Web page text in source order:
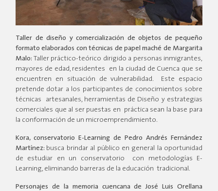
Taller de diseño y comercialización de objetos de pequeño
formato elaborados con técnicas de papel maché de Margarita
Malo: Taller práctico-teórico dirigido a personas inmigrantes,
mayores de edad, residentes en la ciudad de Cuenca que se
encuentren en situación de vulnerabilidad. Este espacio
pretende dotar a los participantes de conocimientos sobre
técnicas artesanales, herramientas de Diseño y estrategias
comerciales que al ser puestas en práctica sean la base para
la conformación de un microemprendimiento.
Kora, conservatorio E-Learning de Pedro Andrés Fernández
Martínez: busca brindar al público en general la oportunidad
de estudiar en un conservatorio con metodologías E-
Learning, eliminando barreras de la educación tradicional.
Personajes de la memoria cuencana de José Luis Orellana